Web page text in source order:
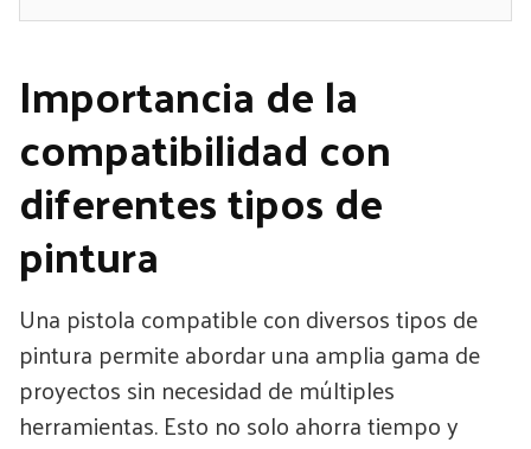
Importancia de la
compatibilidad con
diferentes tipos de
pintura
Una pistola compatible con diversos tipos de
pintura permite abordar una amplia gama de
proyectos sin necesidad de múltiples
herramientas. Esto no solo ahorra tiempo y